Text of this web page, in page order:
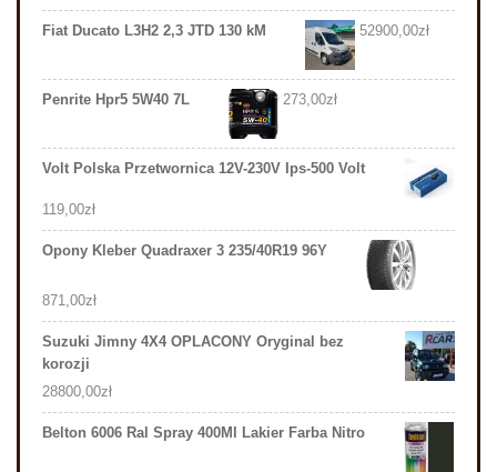
Fiat Ducato L3H2 2,3 JTD 130 kM 52900,00zł
Penrite Hpr5 5W40 7L 273,00zł
Volt Polska Przetwornica 12V-230V Ips-500 Volt
119,00zł
Opony Kleber Quadraxer 3 235/40R19 96Y
871,00zł
Suzuki Jimny 4X4 OPLACONY Oryginal bez
korozji
28800,00zł
Belton 6006 Ral Spray 400Ml Lakier Farba Nitro